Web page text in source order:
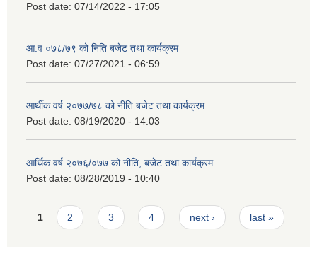
Post date: 07/14/2022 - 17:05
आ.व ०७८/७९ को निति बजेट तथा कार्यक्रम
Post date: 07/27/2021 - 06:59
आर्थीक वर्ष २०७७/७८ को नीति बजेट तथा कार्यक्रम
Post date: 08/19/2020 - 14:03
आर्थिक वर्ष २०७६/०७७ को नीति, बजेट तथा कार्यक्रम
Post date: 08/28/2019 - 10:40
Pages
1 2 3 4 next › last »